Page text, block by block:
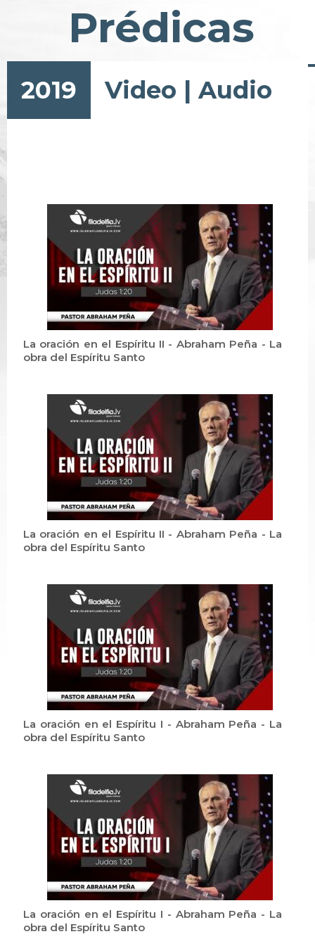
Prédicas
2019 Video | Audio
La oración en el Espíritu II - Abraham Peña - La
obra del Espíritu Santo
La oración en el Espíritu II - Abraham Peña - La
obra del Espíritu Santo
La oración en el Espíritu I - Abraham Peña - La
obra del Espíritu Santo
La oración en el Espíritu I - Abraham Peña - La
obra del Espíritu Santo
Paginación